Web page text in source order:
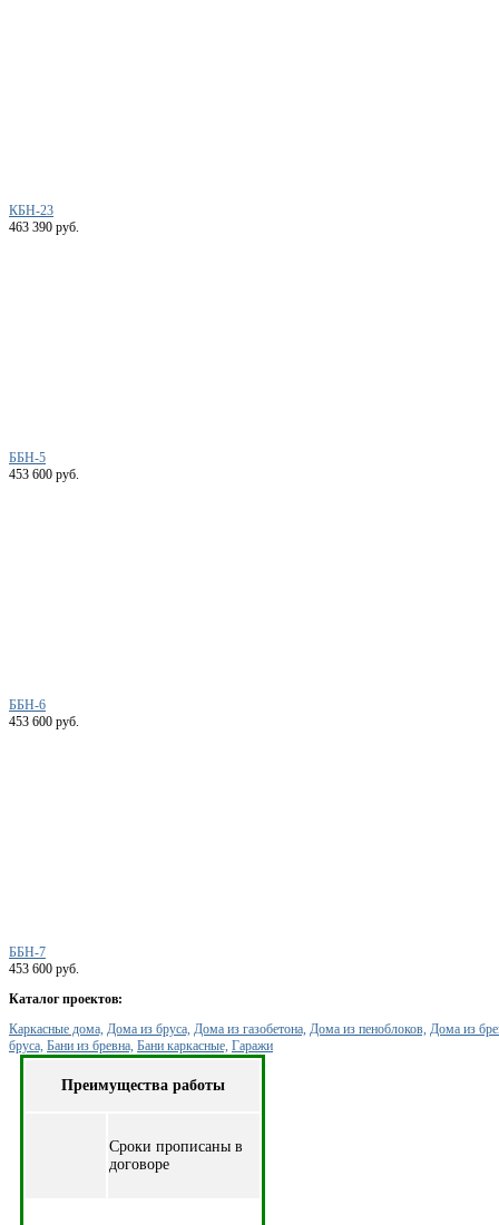
КБН-23
463 390 руб.
ББН-5
453 600 руб.
ББН-6
453 600 руб.
ББН-7
453 600 руб.
Каталог проектов:
Каркасные дома, Дома из бруса, Дома из газобетона, Дома из пеноблоков, Дома из
бруса, Бани из бревна, Бани каркасные, Гаражи
Преимущества работы
Cроки прописаны в
договоре